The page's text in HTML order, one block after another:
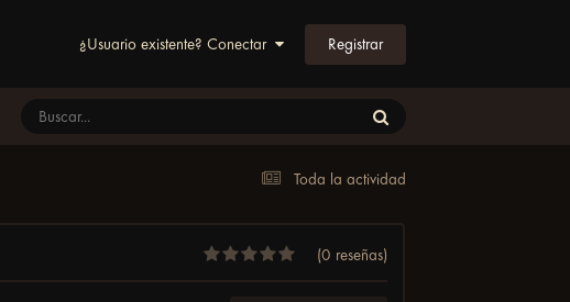
¿Usuario existente? Conectar Registrar
Toda la actividad
(0 reseñas)